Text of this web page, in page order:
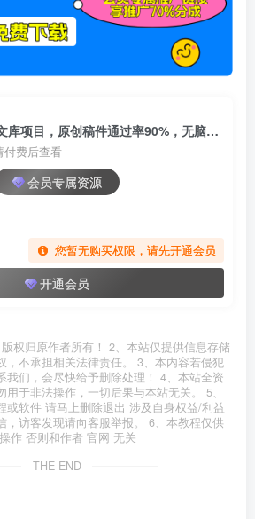
（7122期）2023AI文库项目，原创稿件通过率90%，无脑操作可批量放大
付费后查看
会员专属资源
您暂无购买权限，请先开通会员
开通会员
权归原作者所有！ 2、本站仅提供信息存储
，不承担相关法律责任。 3、本内容若侵犯
我们，会尽快给予删除处理！ 4、本站全资
于非法操作，一切后果与本站无关。 5、
或软件 请马上删除退出 涉及自身权益/利益
，访客发现请向客服举报。 6、本教程仅供
作 否则和作者 官网 无关
THE END